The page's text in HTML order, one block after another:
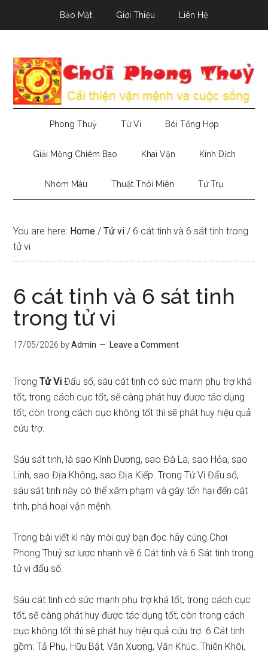
Bảo Mật Giới Thiệu Liên Hệ
Phong Thuỷ Tử Vi Bói Tổng Hợp
Giải Mộng Chiêm Bao Khai Vận Kinh Dịch
Nhóm Máu Thuật Thôi Miên Tứ Trụ
You are here: Home / Tử vi / 6 cát tinh và 6 sát tinh trong
tử vi
6 cát tinh và 6 sát tinh
trong tử vi
17/05/2026 byAdmin Leave a Comment
Trong Tử Vi Đẩu số, sáu cát tinh có sức mạnh phụ trợ khá
tốt, trong cách cục tốt, sẽ càng phát huy được tác dụng
tốt; còn trong cách cục không tốt thì sẽ phát huy hiệu quả
cứu trợ.
Sáu sát tinh, là sao Kình Dương, sao Đà La, sao Hỏa, sao
Linh, sao Địa Không, sao Địa Kiếp. Trong Tử Vi Đẩu số,
sáu sát tinh này có thể xâm phạm và gây tổn hại đến cát
tinh, phá hoại vận mệnh.
Trong bài viết kì này mời quý bạn đọc hãy cùng Chơi
Phong Thuỷ sơ lược nhanh về 6 Cát tinh và 6 Sát tinh trong
tử vi đẩu số.
Sáu cát tinh có sức mạnh phụ trợ khá tốt, trong cách cục
tốt, sẽ càng phát huy được tác dụng tốt; còn trong cách
cục không tốt thì sẽ phát huy hiệu quả cứu trợ. 6 Cát tinh
gồm: Tả Phụ, Hữu Bật, Văn Xương, Văn Khúc, Thiên Khôi,